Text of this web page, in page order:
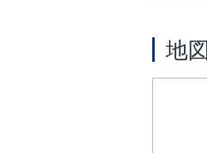
地図